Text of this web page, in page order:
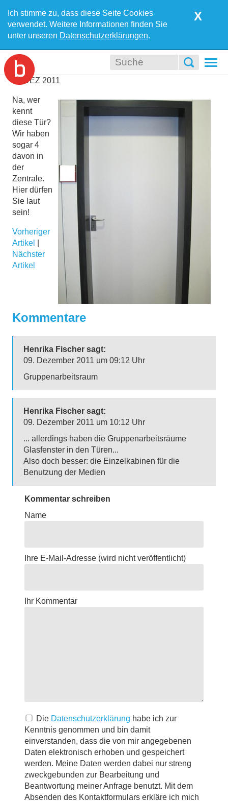
Ich stimme zu, dass diese Seite Cookies
verwendet. Weitere Informationen finden Sie
unter unseren Datenschutzerklärungen.
X
DEZ 2011
Na, wer
kennt
diese Tür?
Wir haben
sogar 4
davon in
der
Zentrale.
Hier dürfen
Sie laut
sein!
Vorheriger
Artikel
Nächster
Artikel
Kommentare
Henrika Fischer sagt:
09. Dezember 2011 um 09:12 Uhr
Gruppenarbeitsraum
Henrika Fischer sagt:
09. Dezember 2011 um 10:12 Uhr
... allerdings haben die Gruppenarbeitsräume
Glasfenster in den Türen...
Also doch besser: die Einzelkabinen für die
Benutzung der Medien
Kommentar schreiben
Name
Ihre E-Mail-Adresse (wird nicht veröffentlicht)
Ihr Kommentar
Die Datenschutzerklärung habe ich zur
Kenntnis genommen und bin damit
einverstanden, dass die von mir angegebenen
Daten elektronisch erhoben und gespeichert
werden. Meine Daten werden dabei nur streng
zweckgebunden zur Bearbeitung und
Beantwortung meiner Anfrage benutzt. Mit dem
Absenden des Kontaktformulars erkläre ich mich